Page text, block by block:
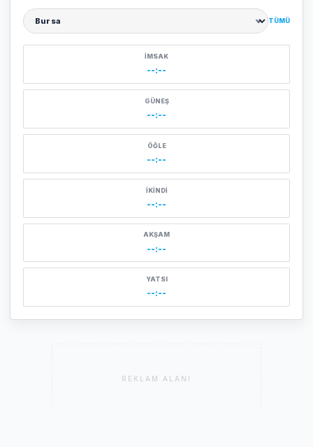
Şehir seçin
TÜMÜ
İMSAK
--:--
GÜNEŞ
--:--
ÖĞLE
--:--
İKINDI
--:--
AKŞAM
--:--
YATSI
--:--
REKLAM ALANI